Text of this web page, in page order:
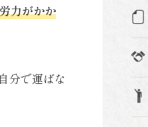
力がかか
分で運ばな